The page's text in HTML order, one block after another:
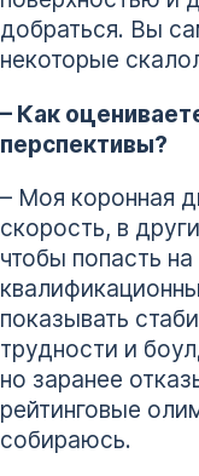
добраться. Вы
некоторые
– Как
перспективы?
– Моя коронная
скорость, в
чтобы попасть
показывать
трудности и
но заранее
рейтинговые
собираюсь.